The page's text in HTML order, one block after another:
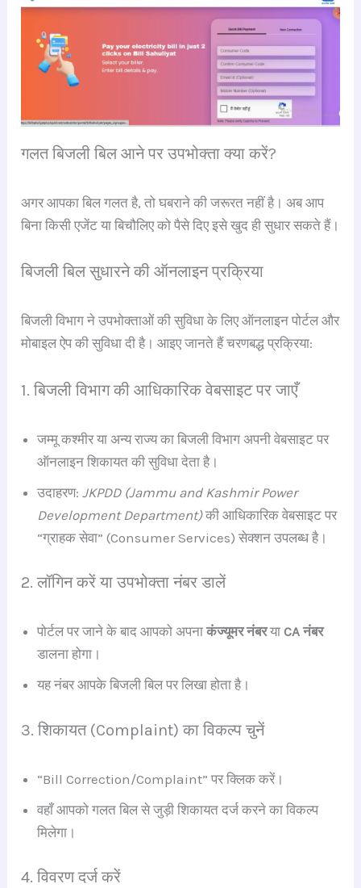
गलत बिजली बिल आने पर उपभोक्ता क्या करें?
अगर आपका बिल गलत है, तो घबराने की जरूरत नहीं है। अब आप
बिना किसी एजेंट या बिचौलिए को पैसे दिए इसे खुद ही सुधार सकते हैं।
बिजली बिल सुधारने की ऑनलाइन प्रक्रिया
बिजली विभाग ने उपभोक्ताओं की सुविधा के लिए ऑनलाइन पोर्टल और
मोबाइल ऐप की सुविधा दी है। आइए जानते हैं चरणबद्ध प्रक्रिया:
1. बिजली विभाग की आधिकारिक वेबसाइट पर जाएँ
जम्मू कश्मीर या अन्य राज्य का बिजली विभाग अपनी वेबसाइट पर
ऑनलाइन शिकायत की सुविधा देता है।
उदाहरण:JKPDD (Jammu and Kashmir Power
Development Department)की आधिकारिक वेबसाइट पर
“ग्राहक सेवा” (Consumer Services) सेक्शन उपलब्ध है।
2. लॉगिन करें या उपभोक्ता नंबर डालें
पोर्टल पर जाने के बाद आपको अपनाकंज्यूमर नंबरयाCA नंबर
डालना होगा।
यह नंबर आपके बिजली बिल पर लिखा होता है।
3. शिकायत (Complaint) का विकल्प चुनें
“Bill Correction/Complaint” पर क्लिक करें।
वहाँ आपको गलत बिल से जुड़ी शिकायत दर्ज करने का विकल्प
मिलेगा।
4. विवरण दर्ज करें